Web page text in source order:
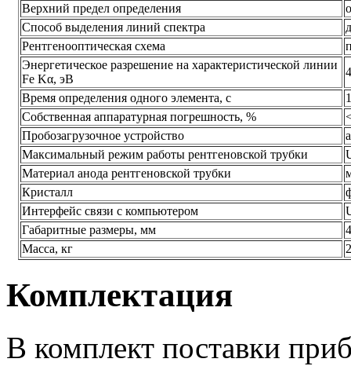
Верхний предел определения
Способ выделения линий спектра
Рентгенооптическая схема
Энергетическое разрешение на характеристической линии
Fe Kα, эВ
Время определения одного элемента, с
Собственная аппаратурная погрешность, %
Пробозагрузочное устройство
Максимальный режим работы рентгеновской трубки
Материал анода рентгеновской трубки
Кристалл
Интерфейс связи с компьютером
Габаритные размеры, мм
Масса, кг
Комплектация
В комплект поставки